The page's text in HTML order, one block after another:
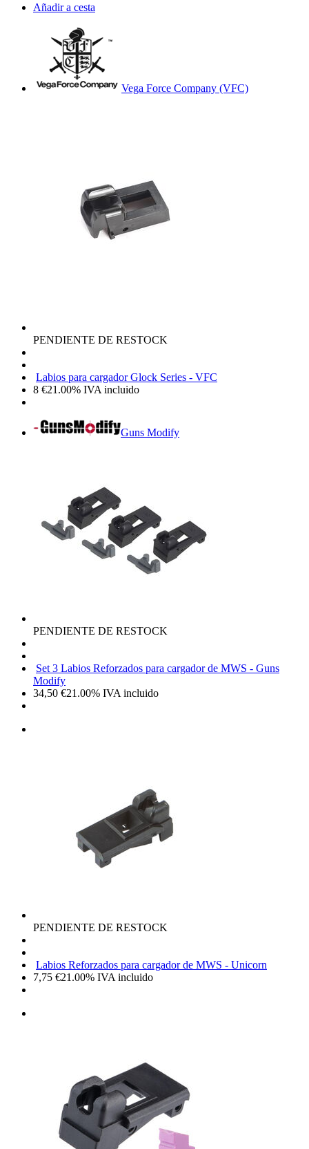
Añadir a cesta
Vega Force Company (VFC)
PENDIENTE DE RESTOCK
Labios para cargador Glock Series - VFC
8 €21.00% IVA incluido
Guns Modify
PENDIENTE DE RESTOCK
Set 3 Labios Reforzados para cargador de MWS - Guns
Modify
34,50 €21.00% IVA incluido
PENDIENTE DE RESTOCK
Labios Reforzados para cargador de MWS - Unicorn
7,75 €21.00% IVA incluido